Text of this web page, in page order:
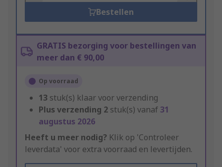
Bestellen
GRATIS bezorging voor bestellingen van
meer dan € 90,00
Op voorraad
13 stuk(s) klaar voor verzending
Plus verzending 2 stuk(s) vanaf31
augustus 2026
Heeft u meer nodig? Klik op 'Controleer
leverdata' voor extra voorraad en levertijden.